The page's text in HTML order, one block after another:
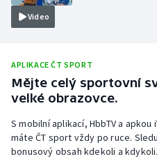
Plážový volejbal
Rychlobruslení
Rychlostní kanoistika
Short track
Video
APLIKACE ČT SPORT
Mějte celý sportovní
velké obrazovce.
S mobilní aplikací, HbbTV a
máte ČT sport vždy po ruce.
bonusový obsah kdekoli a kdykoli.